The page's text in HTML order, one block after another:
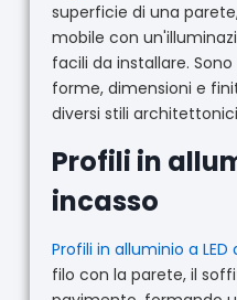
superficie di una
mobile con
facili da installare.
forme, dimensioni e
diversi stili
Profili in
incasso
Profili in alluminio a LED
filo con la parete, il